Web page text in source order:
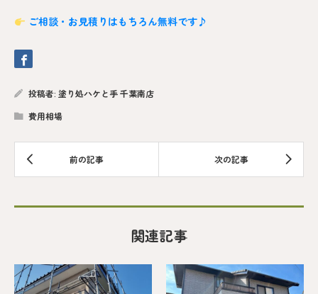
ご相談・お見積りはもちろん無料です♪
投稿者: 塗り処ハケと手 千葉南店
費用相場
関連記事